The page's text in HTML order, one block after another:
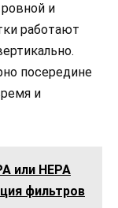
и
работают
посередине
и
или HEPA
фильтров